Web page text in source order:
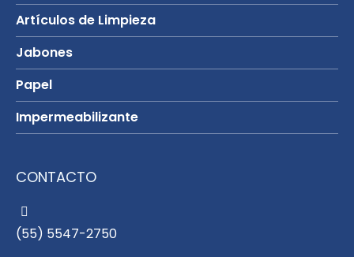
Artículos de Limpieza
Jabones
Papel
Impermeabilizante
CONTACTO
(55) 5547-2750